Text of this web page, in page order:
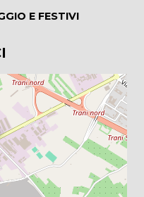
E FESTIVI